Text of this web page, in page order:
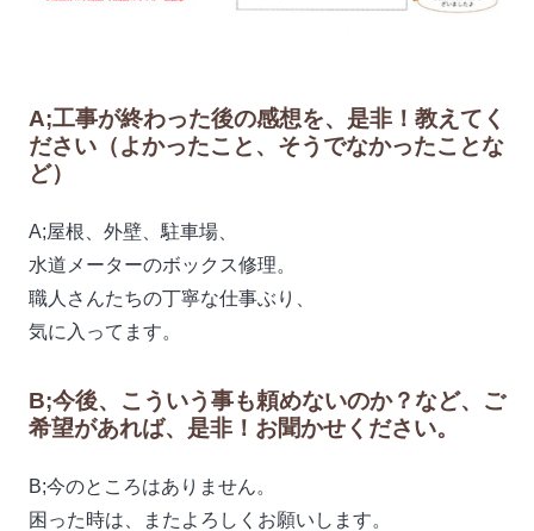
A;工事が終わった後の感想を、是非！教えてく
ださい（よかったこと、そうでなかったことな
ど）
A;屋根、外壁、駐車場、
水道メーターのボックス修理。
職人さんたちの丁寧な仕事ぶり、
気に入ってます。
B;今後、こういう事も頼めないのか？など、ご
希望があれば、是非！お聞かせください。
B;今のところはありません。
困った時は、またよろしくお願いします。